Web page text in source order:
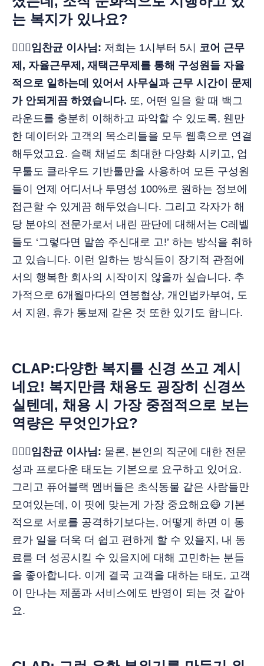
는 복지가 있나요?
🙋🏻‍♂️임찬균 이사님: 저희는 1시부터 5시 코어 근무
제, 자율근무제, 재택근무제를 통해 구성원들 자율
적으로 일하는데 있어서 사무실과 근무 시간이 문제
가 안되게끔 하였습니다. 또, 어떤 일을 할 때 백그
라운드를 충분히 이해하고 파악할 수 있도록, 웬만
한 데이터와 고객의 목소리들을 모두 웹훅으로 연결
해두었고요. 슬랙 채널도 최대한 다양화 시키고, 업
무툴도 클라우드 기반툴만을 사용하여 모든 구성원
들이 언제 어디서나 투명성 100%로 원하는 정보에
접근할 수 있게끔 해두었습니다. 그리고 각자가 해
당 분야의 전문가로서 내린 판단에 대해서는 C레벨
들도 ‘그렇다면 말씀 주신대로 고!’ 하는 방식을 취하
고 있습니다. 이런 일하는 방식들이 장기적 관점에
서의 행복한 회사의 시작이지 않을까 싶습니다. 추
가적으로 6개월마다의 연봉협상, 개인법카부여, 도
서 지원, 휴가 통보제 같은 것 또한 있기도 합니다.
CLAP:다양한 복지를 신경 쓰고 계시
네요! 복지만큼 채용도 굉장히 신경쓰
실텐데, 채용 시 가장 중점적으로 보는
역량은 무엇인가요?
🙋🏻‍♂️임찬균 이사님: 물론, 본인의 직군에 대한 전문
성과 프로다운 태도는 기본으로 요구하고 있어요.
그리고 퓨어블랙 멤버들은 초식동물 같은 사람들만
모여있는데, 이 핏에 맞는게 가장 중요해요😄 기본
적으로 서로를 공격하기보다는, 어떻게 하면 이 동
료가 일을 더욱 더 쉽고 편하게 할 수 있을지, 내 동
료를 더 성공시킬 수 있을지에 대해 고민하는 분들
을 좋아합니다. 이게 결국 고객을 대하는 태도, 고객
이 만나는 제품과 서비스에도 반영이 되는 것 같아
요.